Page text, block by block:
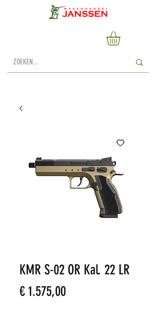
KMR S-02 OR Kal. 22 LR
€ 1.575,00Prijs